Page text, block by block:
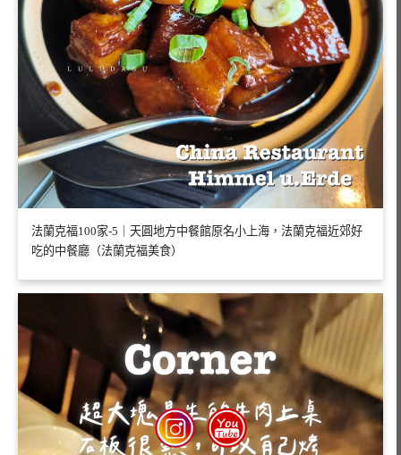
法蘭克福100家-5｜天圓地方中餐館原名小上海，法蘭克福近郊好
吃的中餐廳（法蘭克福美食）